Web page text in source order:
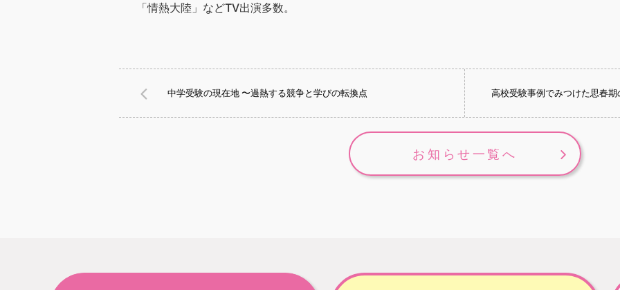
「情熱大陸」などTV出演多数。
中学受験の現在地 〜過熱する競争と学びの転換点 高校受験事例でみつけた思春
お知らせ一覧へ